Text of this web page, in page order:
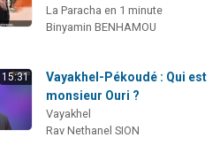
La Paracha en 1 minute
Binyamin BENHAMOU
15:31
Vayakhel-Pékoudé : Qui est
monsieur Ouri ?
Vayakhel
Rav Nethanel SION